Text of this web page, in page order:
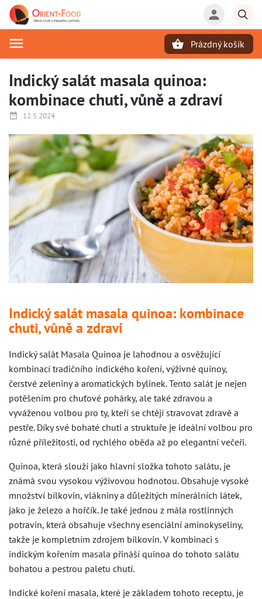
Prázdný košík
Indický salát masala quinoa:
kombinace chuti, vůně a zdraví
12.5.2024
Indický salát masala quinoa: kombinace
chuti, vůně a zdraví
Indický salát Masala Quinoa je lahodnou a osvěžující
kombinací tradičního indického koření, výživné quinoy,
čerstvé zeleniny a aromatických bylinek. Tento salát je nejen
potěšením pro chuťové pohárky, ale také zdravou a
vyváženou volbou pro ty, kteří se chtějí stravovat zdravě a
pestře. Díky své bohaté chuti a struktuře je ideální volbou pro
různé příležitosti, od rychlého oběda až po elegantní večeři.
Quinoa, která slouží jako hlavní složka tohoto salátu, je
známá svou vysokou výživovou hodnotou. Obsahuje vysoké
množství bílkovin, vlákniny a důležitých minerálních látek,
jako je železo a hořčík. Je také jednou z mála rostlinných
potravin, která obsahuje všechny esenciální aminokyseliny,
takže je kompletním zdrojem bílkovin. V kombinaci s
indickým kořením masala přináší quinoa do tohoto salátu
bohatou a pestrou paletu chutí.
Indické koření masala, které je základem tohoto receptu, je